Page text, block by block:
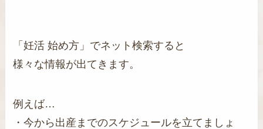
「妊活 始め方」でネット検索すると
様々な情報が出てきます。
例えば…
・今から出産までのスケジュールを立てましょ